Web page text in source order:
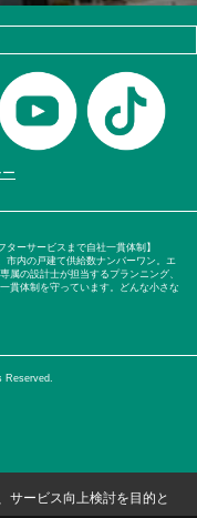
ーサービスまで自社一貫体制】
市内の戸建て供給数ナンバーワン。エ
属の設計士が担当するプランニング、
貫体制を守っています。どんな小さな
Reserved.
サービス向上検討を目的と